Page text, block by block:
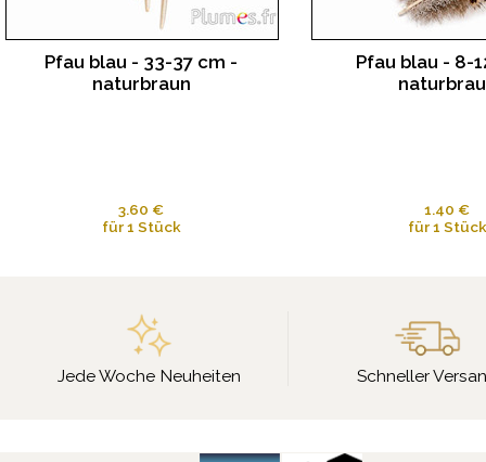
Pfau blau - 33-37 cm -
naturbraun
3.60 €
für 1 Stück
Pfau blau - 8-
1.40 €
für 1 Stück
Jede Woche Neuheiten Schneller